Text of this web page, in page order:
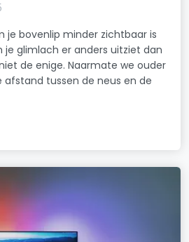
je bovenlip minder zichtbaar is
glimlach er anders uitziet dan
de enige. Naarmate we ouder
afstand tussen de neus en de